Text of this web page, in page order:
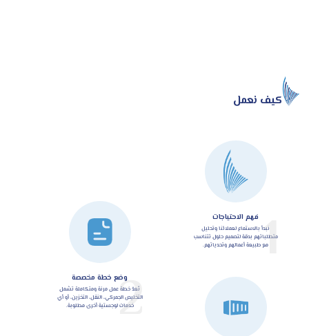
كيف نعمل
1 فهم الاحتياجات
نبدأ بالاستماع لعملائنا وتحليل
متطلباتهم بدقة لتصميم حلول تتناسب
مع طبيعة أعمالهم وتحدياتهم.
2وضع خطة مخصصة
نُعدّ خطة عمل مرنة ومتكاملة تشمل
التخليص الجمركي، النقل، التخزين، أو أي
خدمات لوجستية أخرى مطلوبة.